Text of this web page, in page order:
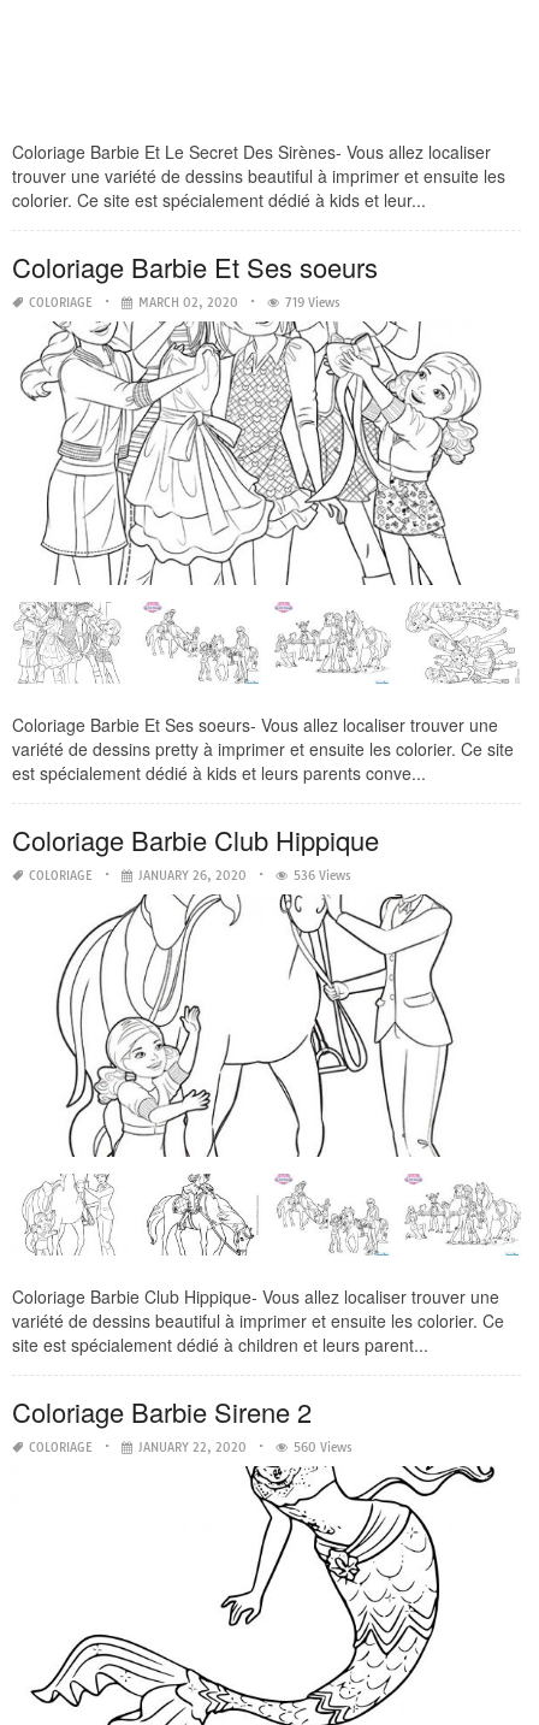
Coloriage Barbie Et Le Secret Des Sirènes- Vous allez localiser
trouver une variété de dessins beautiful à imprimer et ensuite les
colorier. Ce site est spécialement dédié à kids et leur...
Coloriage Barbie Et Ses soeurs
COLORIAGE MARCH 02, 2020 719 Views
Coloriage Barbie Et Ses soeurs- Vous allez localiser trouver une
variété de dessins pretty à imprimer et ensuite les colorier. Ce site
est spécialement dédié à kids et leurs parents conve...
Coloriage Barbie Club Hippique
COLORIAGE JANUARY 26, 2020 536 Views
Coloriage Barbie Club Hippique- Vous allez localiser trouver une
variété de dessins beautiful à imprimer et ensuite les colorier. Ce
site est spécialement dédié à children et leurs parent...
Coloriage Barbie Sirene 2
COLORIAGE JANUARY 22, 2020 560 Views